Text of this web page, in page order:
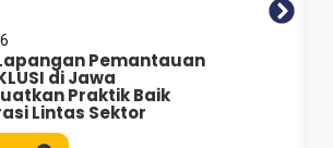
Pemantauan
di Jawa
Praktik Baik
Lintas Sektor